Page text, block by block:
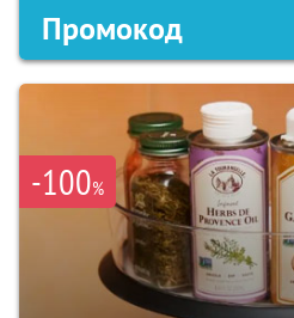
Промокод
-100%